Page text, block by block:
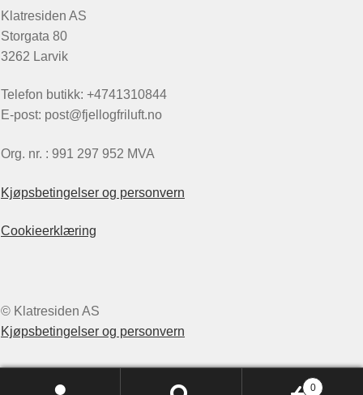
Klatresiden AS
Storgata 80
3262 Larvik
Telefon butikk: +4741310844
E-post: post@fjellogfriluft.no
Org. nr. : 991 297 952 MVA
Kjøpsbetingelser og personvern
Cookieerklæring
© Klatresiden AS
Kjøpsbetingelser og personvern
0